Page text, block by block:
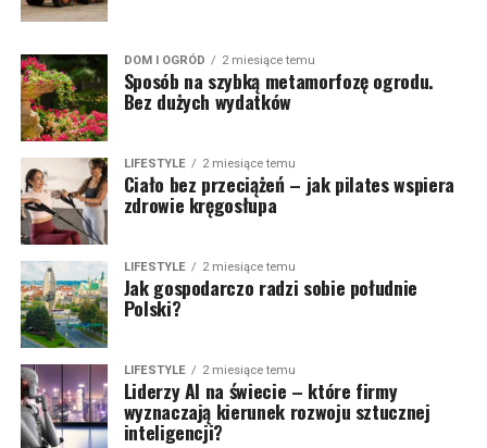
DOM I OGRÓD 2 miesiące temu
Sposób na szybką metamorfozę ogrodu.
Bez dużych wydatków
LIFESTYLE 2 miesiące temu
Ciało bez przeciążeń – jak pilates wspiera
zdrowie kręgosłupa
LIFESTYLE 2 miesiące temu
Jak gospodarczo radzi sobie południe
Polski?
LIFESTYLE 2 miesiące temu
Liderzy AI na świecie – które firmy
wyznaczają kierunek rozwoju sztucznej
inteligencji?